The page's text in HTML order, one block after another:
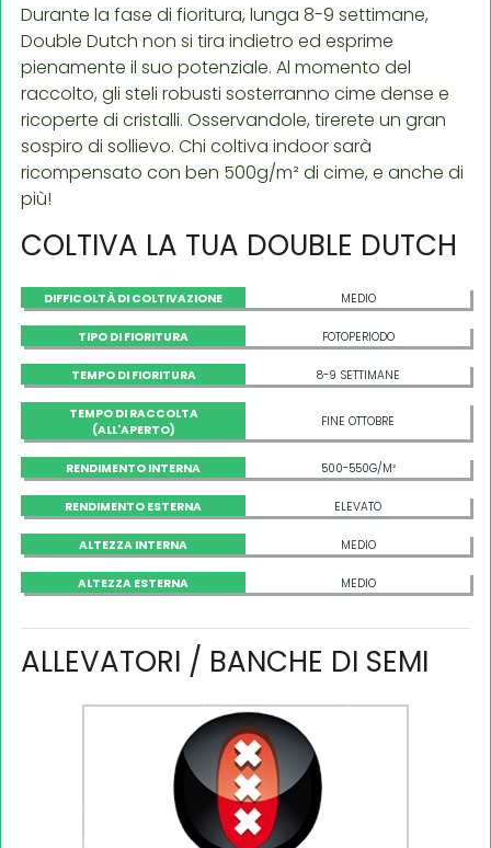
Durante la fase di fioritura, lunga 8-9 settimane,
Double Dutch non si tira indietro ed esprime
pienamente il suo potenziale. Al momento del
raccolto, gli steli robusti sosterranno cime dense e
ricoperte di cristalli. Osservandole, tirerete un gran
sospiro di sollievo. Chi coltiva indoor sarà
ricompensato con ben 500g/m² di cime, e anche di
più!
COLTIVA LA TUA DOUBLE DUTCH
DIFFICOLTÀ DI COLTIVAZIONE MEDIO
TIPO DI FIORITURA FOTOPERIODO
TEMPO DI FIORITURA 8-9 SETTIMANE
TEMPO DI RACCOLTA
(ALL'APERTO)
FINE OTTOBRE
RENDIMENTO INTERNA 500-550G/M²
RENDIMENTO ESTERNA ELEVATO
ALTEZZA INTERNA MEDIO
ALTEZZA ESTERNA MEDIO
ALLEVATORI / BANCHE DI SEMI